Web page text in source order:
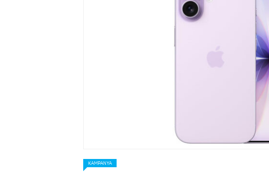
KAMPANYA